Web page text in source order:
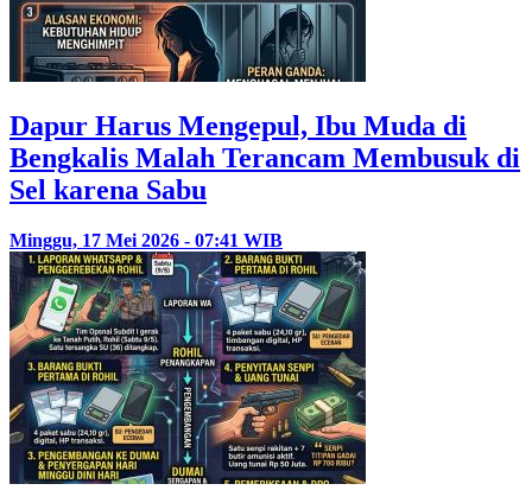
Dapur Harus Mengepul, Ibu Muda di
Bengkalis Malah Terancam Membusuk di
Sel karena Sabu
Minggu, 17 Mei 2026 - 07:41 WIB